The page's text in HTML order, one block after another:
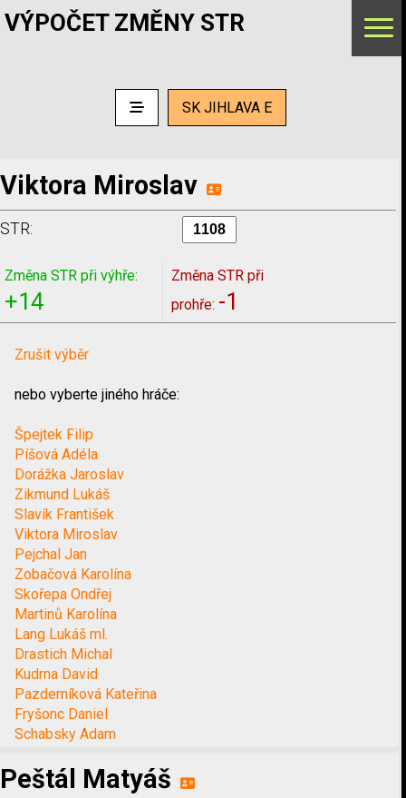
VÝPOČET ZMĚNY STR
SK JIHLAVA E
Viktora Miroslav
STR:
Změna STR při výhře:
+14
Změna STR při
prohře: -1
Zrušit výběr
nebo vyberte jiného hráče:
Špejtek Filip
Píšová Adéla
Dorážka Jaroslav
Zikmund Lukáš
Slavík František
Viktora Miroslav
Pejchal Jan
Zobačová Karolína
Skořepa Ondřej
Martinů Karolína
Lang Lukáš ml.
Drastich Michal
Kudrna David
Pazderníková Kateřina
Fryšonc Daniel
Schabsky Adam
Peštál Matyáš